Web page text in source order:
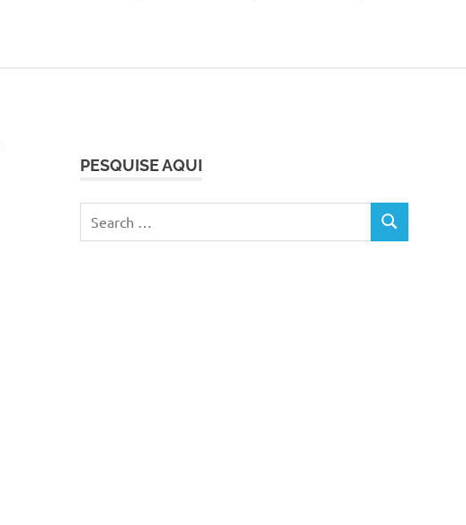
PESQUISE AQUI
for:
SEARCH